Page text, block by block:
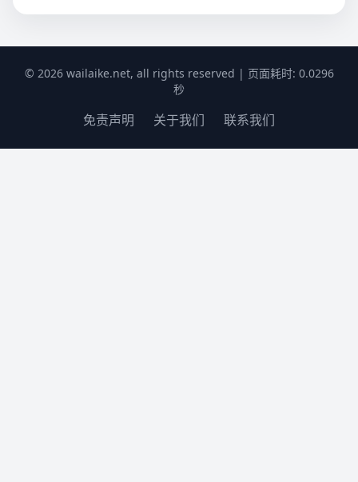
© 2026 wailaike.net, all rights reserved | 页面耗时: 0.0296
秒
免责声明 关于我们 联系我们